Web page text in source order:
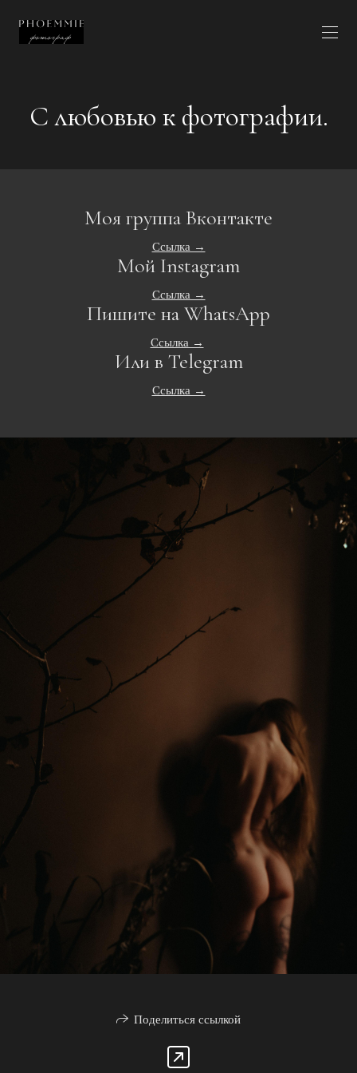
С любовью к фотографии.
Моя группа Вконтакте
Ссылка →
Мой Instagram
Ссылка →
Пишите на WhatsApp
Ссылка →
Или в Telegram
Ссылка →
Поделиться ссылкой